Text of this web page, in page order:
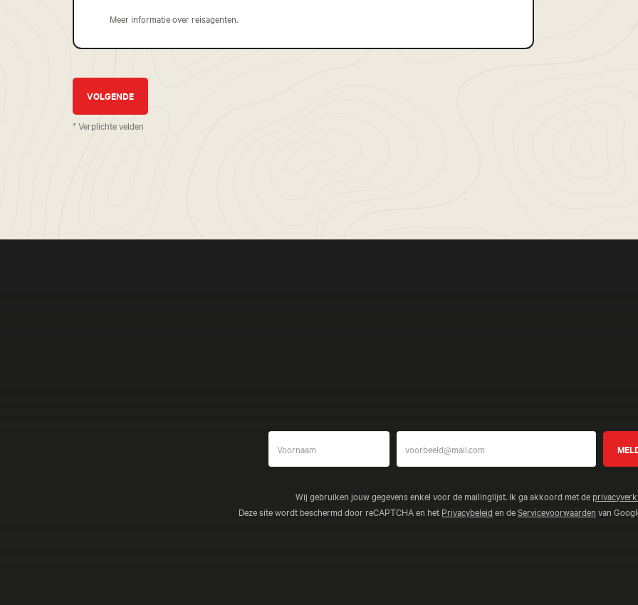
Meer informatie over reisagenten.
* Verplichte velden
Wij gebruiken jouw gegevens enkel voor de mailinglijst. Ik ga akkoord met de
Deze site wordt beschermd door reCAPTCHA en het Privacybeleid en deServicevoorwaarden van